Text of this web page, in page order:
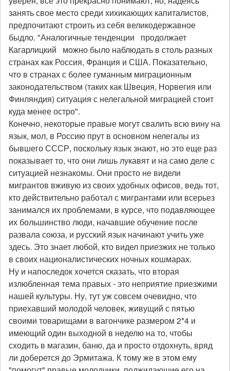
занять свое место среди хихикающих капиталистов,
предпочитают строить из себя великодержавное
быдло. "Аналогичные тенденции продолжает
Кагарлицкий можно было наблюдать в столь разных
странах как Россия, Франция и США. Показательно,
что в странах с более гуманным миграционным
законодательством (таких как Швеция, Норвегия или
Финляндия) ситуация с нелегальной миграцией стоит
куда менее остро".
Конечно, некоторые правые могут свалить всю вину на
язык, мол, в Россию прут в основном нелегалы из
бывшего СССР, поскольку язык знают, но это еще раз
показывает то, что они лишь лукавят и на само деле с
ситуацией незнакомы. Они просто не видели
мигрантов вживую из своих удобных офисов, ведь тот,
кто действительно работал с мигрантами или всерьез
занимался их проблемами, в курсе, что подавляющее
их большинство люди, начавшие обучение после
развала союза, и русский язык начинают учить уже
здесь. Это знает любой, кто видел приезжих не только
в своих националистических ночных кошмарах.
Ну и напоследок хочется сказать, что вторая
излюбленная тема правых - это неприятие приезжими
нашей культуры. Ну, тут уж совсем очевидно, что
приехавший молодой человек, живущий с пятью
своими товарищами в вагончике размером 2*4 и
имеющий один выходной в неделю на то, чтобы
сходить в магазин, баню, да и просто отдохнуть, вряд
ли доберется до Эрмитажа. К тому же в этом ему